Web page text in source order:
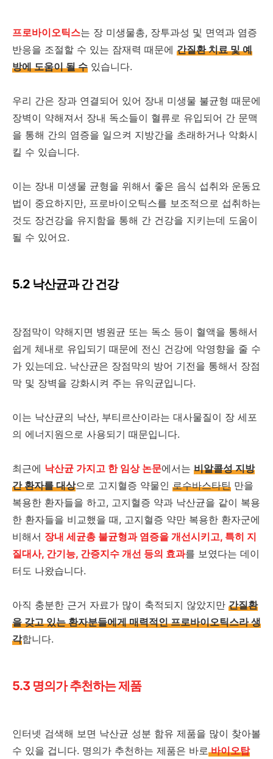
프로바이오틱스는 장 미생물총, 장투과성 및 면역과 염증
반응을 조절할 수 있는 잠재력 때문에 간질환 치료 및 예
방에 도움이 될 수 있습니다.
우리 간은 장과 연결되어 있어 장내 미생물 불균형 때문에
장벽이 약해져서 장내 독소들이 혈류로 유입되어 간 문맥
을 통해 간의 염증을 일으켜 지방간을 초래하거나 악화시
킬 수 있습니다.
이는 장내 미생물 균형을 위해서 좋은 음식 섭취와 운동요
법이 중요하지만, 프로바이오틱스를 보조적으로 섭취하는
것도 장건강을 유지함을 통해 간 건강을 지키는데 도움이
될 수 있어요.
5.2 낙산균과 간 건강
장점막이 약해지면 병원균 또는 독소 등이 혈액을 통해서
쉽게 체내로 유입되기 때문에 전신 건강에 악영향을 줄 수
가 있는데요. 낙산균은 장점막의 방어 기전을 통해서 장점
막 및 장벽을 강화시켜 주는 유익균입니다.
이는 낙산균의 낙산, 부티르산이라는 대사물질이 장 세포
의 에너지원으로 사용되기 때문입니다.
최근에 낙산균 가지고 한 임상 논문에서는 비알콜성 지방
간 환자를 대상으로 고지혈증 약물인 로수바스타틴 만을
복용한 환자들을 하고, 고지혈증 약과 낙산균을 같이 복용
한 환자들을 비교했을 때, 고지혈증 약만 복용한 환자군에
비해서 장내 세균총 불균형과 염증을 개선시키고, 특히 지
질대사, 간기능, 간증지수 개선 등의 효과를 보였다는 데이
터도 나왔습니다.
아직 충분한 근거 자료가 많이 축적되지 않았지만 간질환
을 갖고 있는 환자분들에게 매력적인 프로바이오틱스라 생
각합니다.
5.3 명의가 추천하는 제품
인터넷 검색해 보면 낙산균 성분 함유 제품을 많이 찾아볼
수 있을 겁니다. 명의가 추천하는 제품은 바로바이오탑